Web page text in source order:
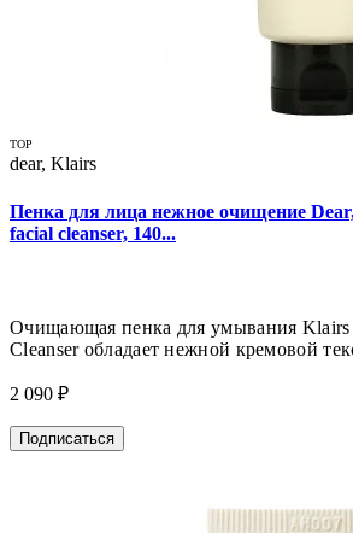
TOP
dear, Klairs
Пенка для лица нежное очищение
facial cleanser, 140...
Очищающая пенка для умывания Klairs
Cleanser обладает нежной кремовой
2 090 ₽
Подписаться